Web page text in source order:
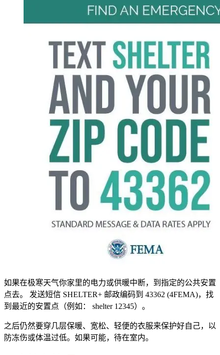
如果在极寒天气你家里的电力或供暖中断，到指定的公共安置
点去。 发送短信 SHELTER+ 邮政编码到 43362 (4FEMA)，找
到最近的安置点（例如： shelter 12345）。
之后仍然要穿几层保暖、宽松、轻便的衣服来保护好自己，以
防冻伤或体温过低。如果可能，待在室内。